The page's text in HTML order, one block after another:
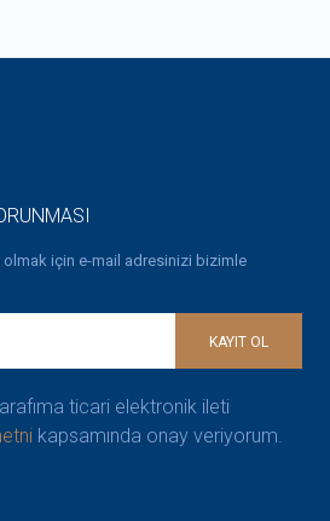
için e-mail adresinizi bizimle
KAYIT OL
ticari elektronik ileti
kapsamında onay veriyorum.